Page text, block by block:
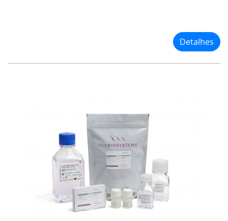
Detalhes